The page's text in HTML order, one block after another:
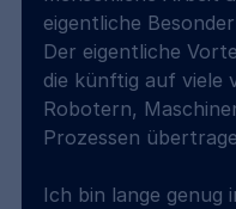
eigentliche
Der eigentliche
die künftig auf viele
Robotern,
Prozessen
Ich bin lange genug